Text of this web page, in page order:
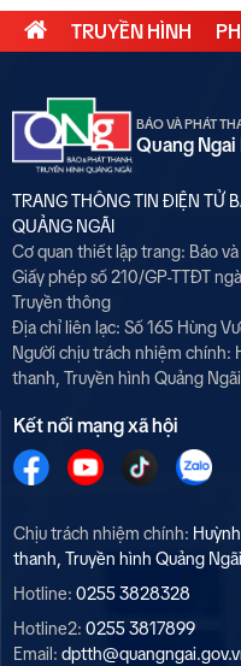
TRUYỀN HÌNH
BÁO VÀ PHÁT
Quang Ngai
TRANG THÔNG TIN ĐIỆN TỬ
QUẢNG NGÃI
Cơ quan thiết lập trang: Báo
Giấy phép số 210/GP-TTĐT
Truyền thông
Địa chỉ liên lạc: Số 165 Hùng
Người chịu trách nhiệm chính:
thanh, Truyền hình Quảng Ngãi
Kết nối mạng xã hội
Chịu trách nhiệm chính:
thanh, Truyền hình Quảng Ngãi
Hotline: 0255 3828328
Hotline2: 0255 3817899
Email: